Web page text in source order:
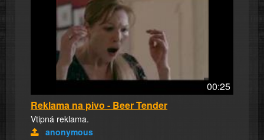
00:25
Reklama na pivo - Beer Tender
Vtipná reklama.
anonymous